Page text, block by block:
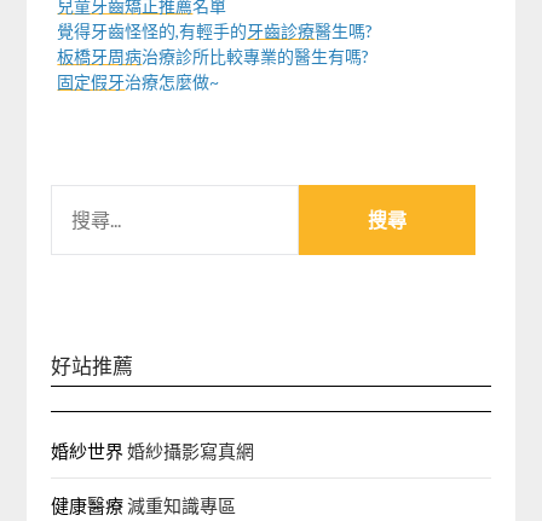
兒童牙齒矯正推薦名單
覺得牙齒怪怪的,有輕手的牙齒診療醫生嗎?
板橋牙周病治療診所比較專業的醫生有嗎?
固定假牙治療怎麼做~
關
好站推薦
婚紗世界婚紗攝影寫真網
健康醫療減重知識專區